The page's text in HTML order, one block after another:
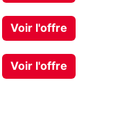
Voir l'offre
Voir l'offre